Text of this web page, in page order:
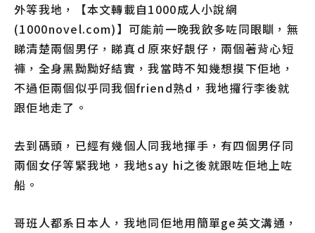
外等我地，【本文轉載自1000成人小說網
(1000novel.com)】可能前一晚我飲多咗同眼瞓，無
睇清楚兩個男仔，睇真ｄ原來好靚仔，兩個著背心短
褲，全身黑黝黝好結實，我當時不知幾想摸下佢地，
不過佢兩個似乎同我個friend熟d，我地攞行李後就
跟佢地走了。
去到碼頭，已經有幾個人同我地揮手，有四個男仔同
兩個女仔等緊我地，我地say hi之後就跟咗佢地上咗
船。
哥班人都系日本人，我地同佢地用簡單ge英文溝通，